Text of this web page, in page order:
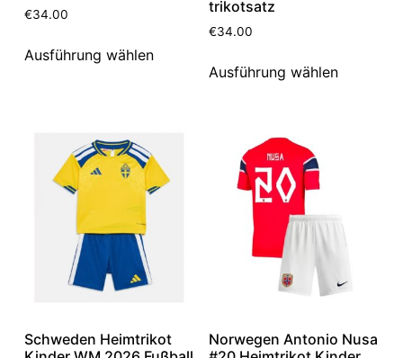
€34.00
Ausführung wählen
trikotsatz
€34.00
Ausführung wählen
Schweden Heimtrikot
Norwegen Antonio Nusa